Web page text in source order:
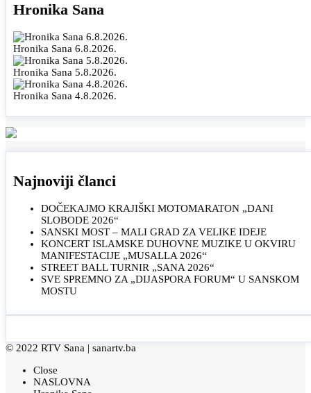
Hronika Sana
Hronika Sana 6.8.2026.
Hronika Sana 5.8.2026.
Hronika Sana 4.8.2026.
Najnoviji članci
DOČEKAJMO KRAJIŠKI MOTOMARATON „DANI
SLOBODE 2026“
SANSKI MOST – MALI GRAD ZA VELIKE IDEJE
KONCERT ISLAMSKE DUHOVNE MUZIKE U OKVIRU
MANIFESTACIJE „MUSALLA 2026“
STREET BALL TURNIR „SANA 2026“
SVE SPREMNO ZA „DIJASPORA FORUM“ U SANSKOM
MOSTU
© 2022 RTV Sana | sanartv.ba
Close
NASLOVNA